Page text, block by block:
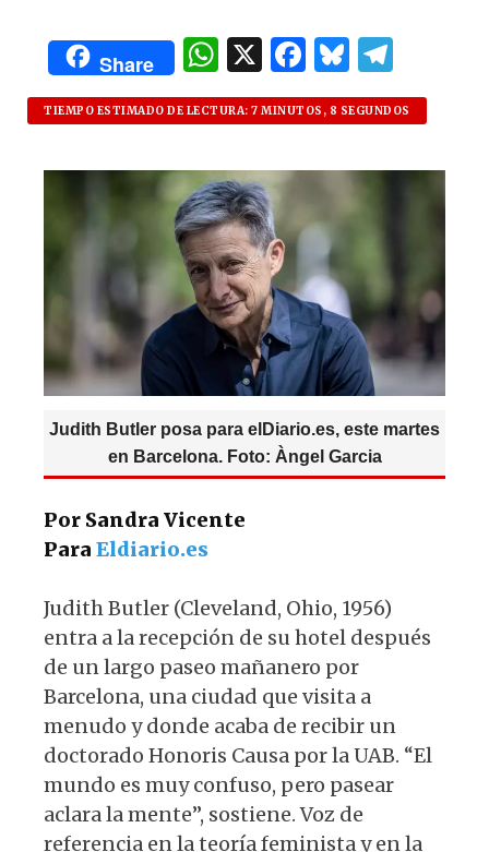
Share
W
h
at
s
A
p
p
X F
a
c
e
o
o
k
B
lu
es
k
y
el
e
g
ra
TIEMPO ESTIMADO DE LECTURA: 7 MINUTOS, 8 SEGUNDOS
Judith Butler posa para elDiario.es, este martes
en Barcelona. Foto: Àngel Garcia
Por Sandra Vicente
Para Eldiario.es
Judith Butler (Cleveland, Ohio, 1956)
entra a la recepción de su hotel después
de un largo paseo mañanero por
Barcelona, una ciudad que visita a
menudo y donde acaba de recibir un
doctorado Honoris Causa por la UAB. “El
mundo es muy confuso, pero pasear
aclara la mente”, sostiene. Voz de
referencia en la teoría feminista y en la